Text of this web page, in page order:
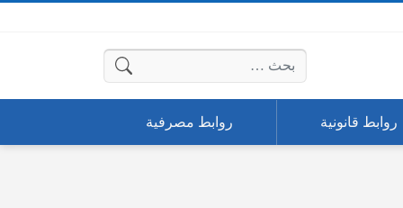
البحث عن:
روابط قانونية روابط مصرفية